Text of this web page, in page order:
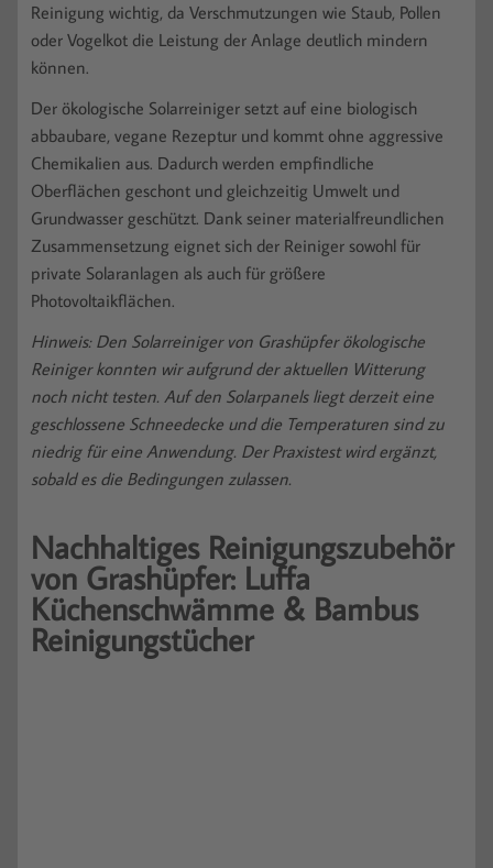
Reinigung wichtig, da Verschmutzungen wie Staub, Pollen
oder Vogelkot die Leistung der Anlage deutlich mindern
können.
Der ökologische Solarreiniger setzt auf eine biologisch
abbaubare, vegane Rezeptur und kommt ohne aggressive
Chemikalien aus. Dadurch werden empfindliche
Oberflächen geschont und gleichzeitig Umwelt und
Grundwasser geschützt. Dank seiner materialfreundlichen
Zusammensetzung eignet sich der Reiniger sowohl für
private Solaranlagen als auch für größere
Photovoltaikflächen.
Hinweis: Den Solarreiniger von Grashüpfer ökologische
Reiniger konnten wir aufgrund der aktuellen Witterung
noch nicht testen. Auf den Solarpanels liegt derzeit eine
geschlossene Schneedecke und die Temperaturen sind zu
niedrig für eine Anwendung. Der Praxistest wird ergänzt,
sobald es die Bedingungen zulassen.
Nachhaltiges Reinigungszubehör
von Grashüpfer: Luffa
Küchenschwämme & Bambus
Reinigungstücher